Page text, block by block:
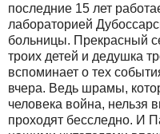
последние 15 лет
лабораторией
больницы. Прекрасный
троих детей и дедушка
вспоминает о тех
вчера. Ведь шрамы,
человека война, нельзя
проходят бесследно. И